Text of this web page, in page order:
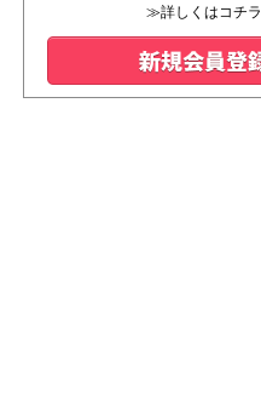
≫詳しくはコチラ